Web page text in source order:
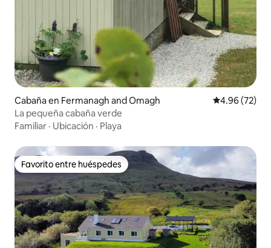
Cabaña en Fermanagh and Omagh Calificación
4.96 (72)
La pequeña cabaña verde
Familiar · Ubicación · Playa
Favorito entre huéspedes
Favorito entre huéspedes